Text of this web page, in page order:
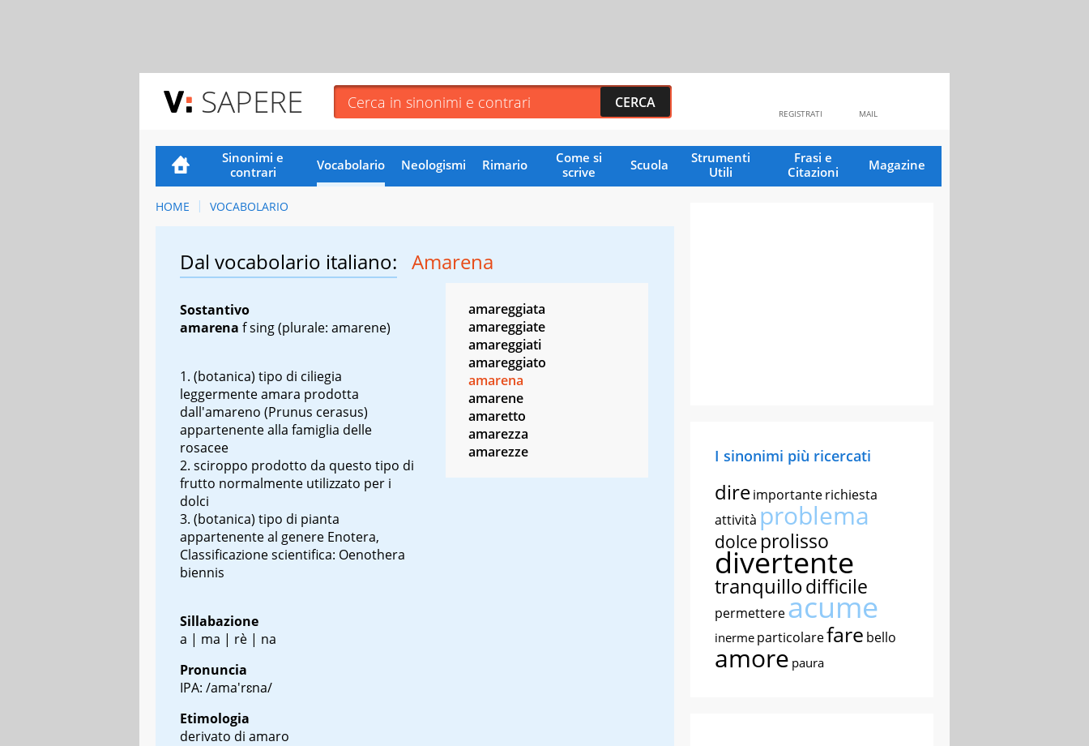
SAPERE MAIL
REGISTRATI
Sinonimi e
contrari
Vocabolario Neologismi Rimario
Come si
scrive
Scuola
Strumenti
Utili
Frasi e
Citazioni
Magazine
HOME VOCABOLARIO
Dal vocabolario italiano: Amarena
Sostantivo
amarena f sing(plurale: amarene)
(botanica) tipo di ciliegia
leggermente amara prodotta
dall'amareno (Prunus cerasus)
appartenente alla famiglia delle
rosacee
sciroppo prodotto da questo tipo di
frutto normalmente utilizzato per i
dolci
(botanica) tipo di pianta
appartenente al genere Enotera,
Classificazione scientifica: Oenothera
biennis
Sillabazione
a | ma | rè | na
Pronuncia
IPA: /ama'rɛna/
Etimologia
derivato di amaro
amareggiata
amareggiate
amareggiati
amareggiato
amarena
amarene
amaretto
amarezza
amarezze
I sinonimi più ricercati
direimportanterichiesta
attività problema
dolce prolisso
divertente
tranquillodifficile
permettereacume
inerme particolarefare bello
amore paura